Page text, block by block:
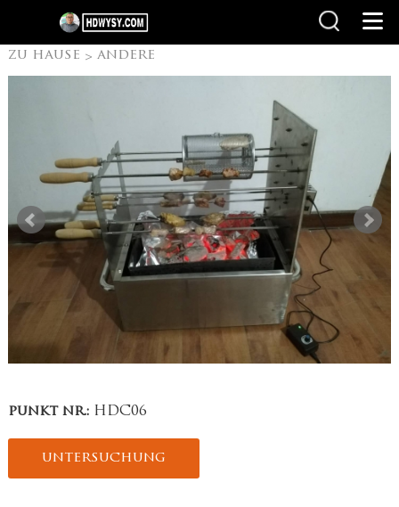
zu hause > andere
Produkte>
punkt nr.:HDC06
untersuchung